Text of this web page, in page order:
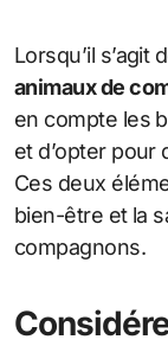
Lorsqu’il s’agit
animaux de
en compte les
et d’opter pour
Ces deux
bien-être et la
compagnons.